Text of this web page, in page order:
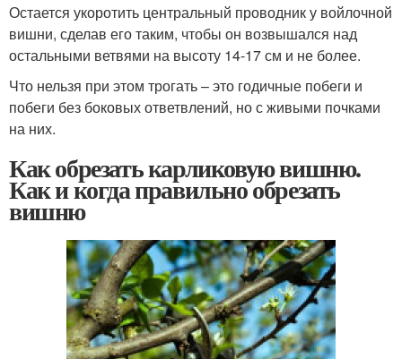
Остается укоротить центральный проводник у войлочной
вишни, сделав его таким, чтобы он возвышался над
остальными ветвями на высоту 14-17 см и не более.
Что нельзя при этом трогать – это годичные побеги и
побеги без боковых ответвлений, но с живыми почками
на них.
Как обрезать карликовую вишню.
Как и когда правильно обрезать
вишню